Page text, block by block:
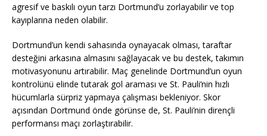
agresif ve baskılı oyun tarzı Dortmund’u zorlayabilir ve top
kayıplarına neden olabilir.
Dortmund’un kendi sahasında oynayacak olması, taraftar
desteğini arkasına almasını sağlayacak ve bu destek, takımın
motivasyonunu artırabilir. Maç genelinde Dortmund’un oyun
kontrolünü elinde tutarak gol araması ve St. Pauli’nin hızlı
hücumlarla sürpriz yapmaya çalışması bekleniyor. Skor
açısından Dortmund önde görünse de, St. Pauli’nin dirençli
performansı maçı zorlaştırabilir.